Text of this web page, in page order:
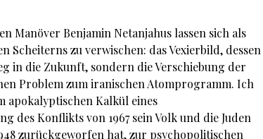
Manöver Benjamin Netanjahus lassen sich als
Scheiterns zu verwischen: das Vexierbild, dessen
in die Zukunft, sondern die Verschiebung der
Problem zum iranischen Atomprogramm. Ich
apokalyptischen Kalkül eines
des Konflikts von 1967 sein Volk und die Juden
zurückgeworfen hat, zur psychopolitischen